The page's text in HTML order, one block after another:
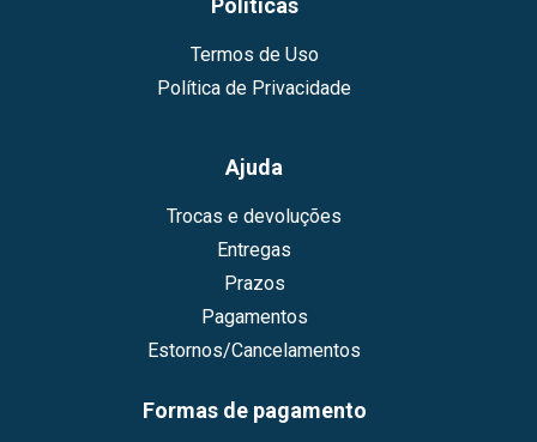
Termos de Uso
Política de Privacidade
Ajuda
Trocas e devoluções
Entregas
Prazos
Pagamentos
Estornos/Cancelamentos
Formas de pagamento